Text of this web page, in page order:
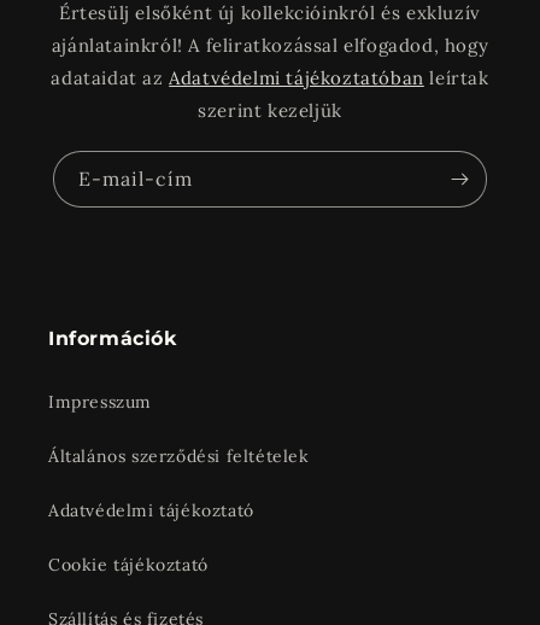
Értesülj elsőként új kollekcióinkról és exkluzív
ajánlatainkról! A feliratkozással elfogadod, hogy
adataidat azAdatvédelmi tájékoztatóban leírtak
szerint kezeljük
E-mail-cím
Információk
Impresszum
Általános szerződési feltételek
Adatvédelmi tájékoztató
Cookie tájékoztató
Szállítás és fizetés